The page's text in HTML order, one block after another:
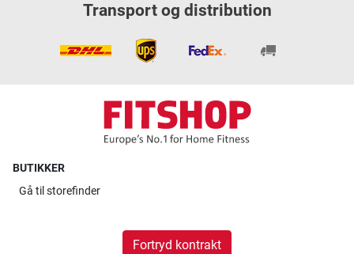
Transport og distribution
BUTIKKER
Gå til storefinder
Fortryd kontrakt